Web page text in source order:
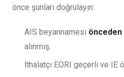
önce şunları doğrulayın:
AIS beyannamesi önceden
alınmış.
İthalatçı EORI geçerli ve IE